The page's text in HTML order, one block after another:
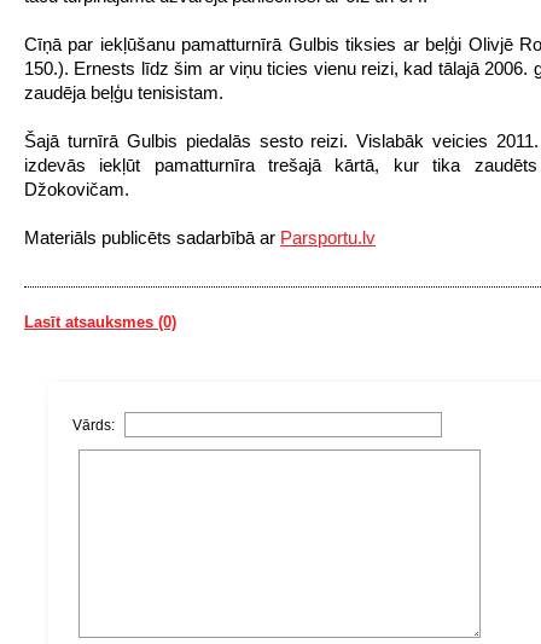
Cīņā par iekļūšanu pamatturnīrā Gulbis tiksies ar beļģi Olivjē
150.). Ernests līdz šim ar viņu ticies vienu reizi, kad tālajā 2006.
zaudēja beļģu tenisistam.
Šajā turnīrā Gulbis piedalās sesto reizi. Vislabāk veicies
izdevās iekļūt pamatturnīra trešajā kārtā, kur tika
Džokovičam.
Materiāls publicēts sadarbībā ar Parsportu.lv
Lasīt atsauksmes (0)
Vārds: